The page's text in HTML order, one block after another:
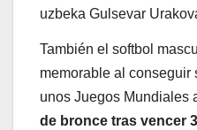
uzbeka Gulsevar
También el softbol
memorable al conseguir
unos Juegos Mundiales
de bronce tras vencer